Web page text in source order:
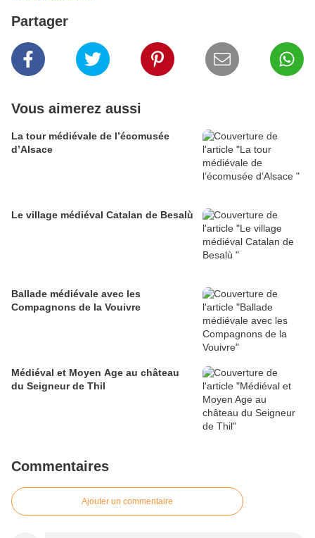
Partager
Vous aimerez aussi
La tour médiévale de l’écomusée
d’Alsace
Le village médiéval Catalan de Besalù
Ballade médiévale avec les
Compagnons de la Vouivre
Médiéval et Moyen Age au château
du Seigneur de Thil
Commentaires
Ajouter un commentaire